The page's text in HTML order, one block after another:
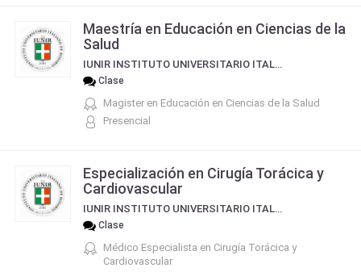
Maestría en Educación en Ciencias de la
Salud
IUNIR INSTITUTO UNIVERSITARIO ITALIANO DE ROSARIO
Clase
Magister en Educación en Ciencias de la Salud
Presencial
Especialización en Cirugía Torácica y
Cardiovascular
IUNIR INSTITUTO UNIVERSITARIO ITALIANO DE ROSARIO
Clase
Médico Especialista en Cirugía Torácica y
Cardiovascular